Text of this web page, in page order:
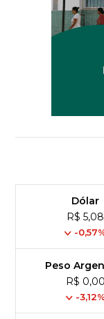
Dólar
R$ 5,08
-
Peso
R$ 0,00
-3,12%